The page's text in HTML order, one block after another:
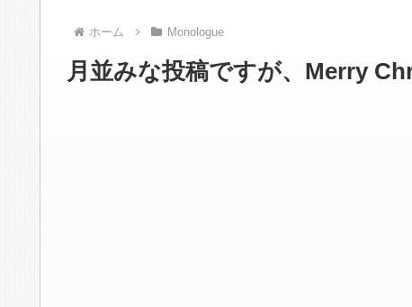
ホーム Monologue
月並みな投稿ですが、Merry